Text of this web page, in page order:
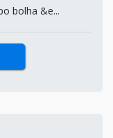
bolha &e...